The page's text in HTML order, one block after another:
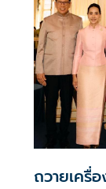
ถวายเครื่